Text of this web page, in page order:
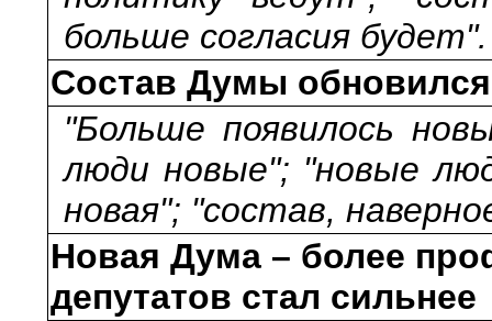
больше согласия будет".
Состав Думы
"Больше появилось
люди новые"; "новые
новая"; "состав,
Новая Дума – более
депутатов стал сильнее